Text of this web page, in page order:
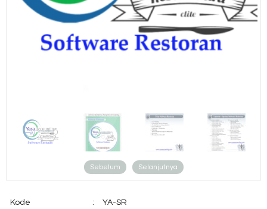
Sebelum Selanjutnya
Kode : YA-SR